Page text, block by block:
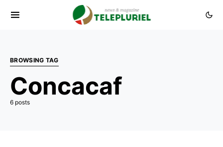
BROWSING TAG
Concacaf
6 posts